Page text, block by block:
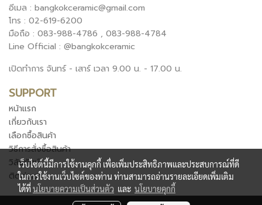
อีเมล : bangkokceramic@gmail.com
โทร : 02-619-6200
มือถือ : 083-988-4786 , 083-988-4784
Line Official : @bangkokceramic
เปิดทำการ จันทร์ - เสาร์ เวลา 9.00 น. - 17.00 น.
SUPPORT
หน้าแรก
เกี่ยวกับเรา
เลือกซื้อสินค้า
วิธีการสั่งซื้อสินค้า
วิสัยทัศน์
ติดต่อเรา
เว็บไซต์นี้มีการใช้งานคุกกี้ เพื่อเพิ่มประสิทธิภาพและประสบการณ์ที่ดี
ในการใช้งานเว็บไซต์ของท่าน ท่านสามารถอ่านรายละเอียดเพิ่มเติม
ได้ที่นโยบายความเป็นส่วนตัว และ นโยบายคุกกี้